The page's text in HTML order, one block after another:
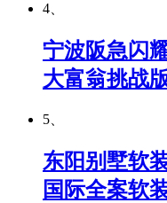
4、
宁波阪急闪
大富翁挑战
5、
东阳别墅软
国际全案软